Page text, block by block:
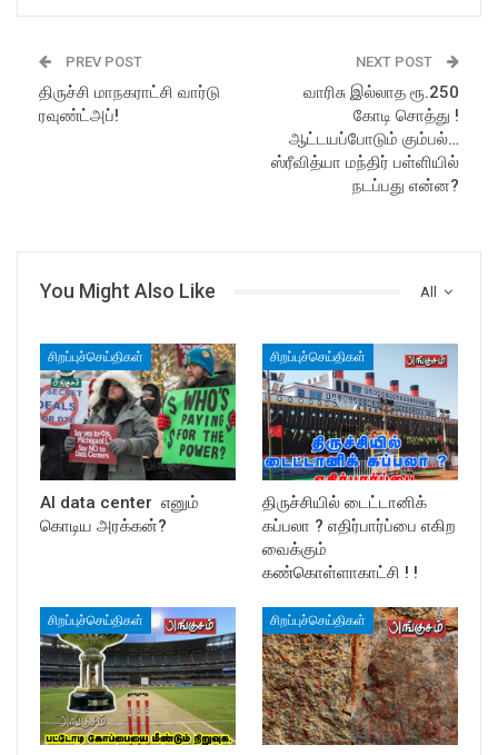
PREV POST
திருச்சி மாநகராட்சி வார்டு
ரவுண்ட்அப்!
NEXT POST
வாரிசு இல்லாத ரூ.250
கோடி சொத்து !
ஆட்டயப்போடும் கும்பல்…
ஸ்ரீவித்யா மந்திர் பள்ளியில்
நடப்பது என்ன?
All
You Might Also Like
சிறப்புச்செய்திகள்
AI data center எனும்
கொடிய அரக்கன்?
சிறப்புச்செய்திகள்
திருச்சியில் டைட்டானிக்
கப்பலா ? எதிர்பார்ப்பை எகிற
வைக்கும்
கண்கொள்ளாகாட்சி ! !
சிறப்புச்செய்திகள் சிறப்புச்செய்திகள்